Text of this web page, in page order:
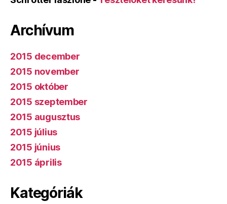
Archívum
2015 december
2015 november
2015 október
2015 szeptember
2015 augusztus
2015 július
2015 június
2015 április
Kategóriák